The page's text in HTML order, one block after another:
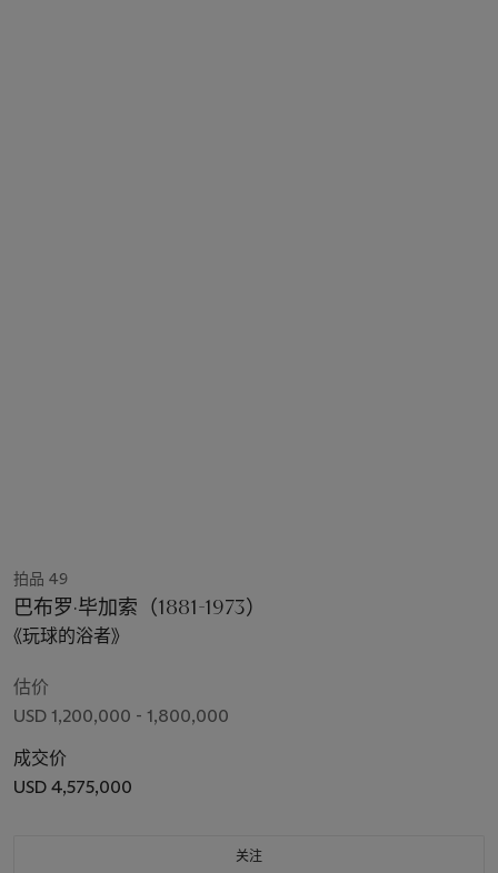
拍品 49
巴布罗·毕加索（1881-1973）
《玩球的浴者》
估价
USD 1,200,000 - 1,800,000
成交价
USD 4,575,000
关注